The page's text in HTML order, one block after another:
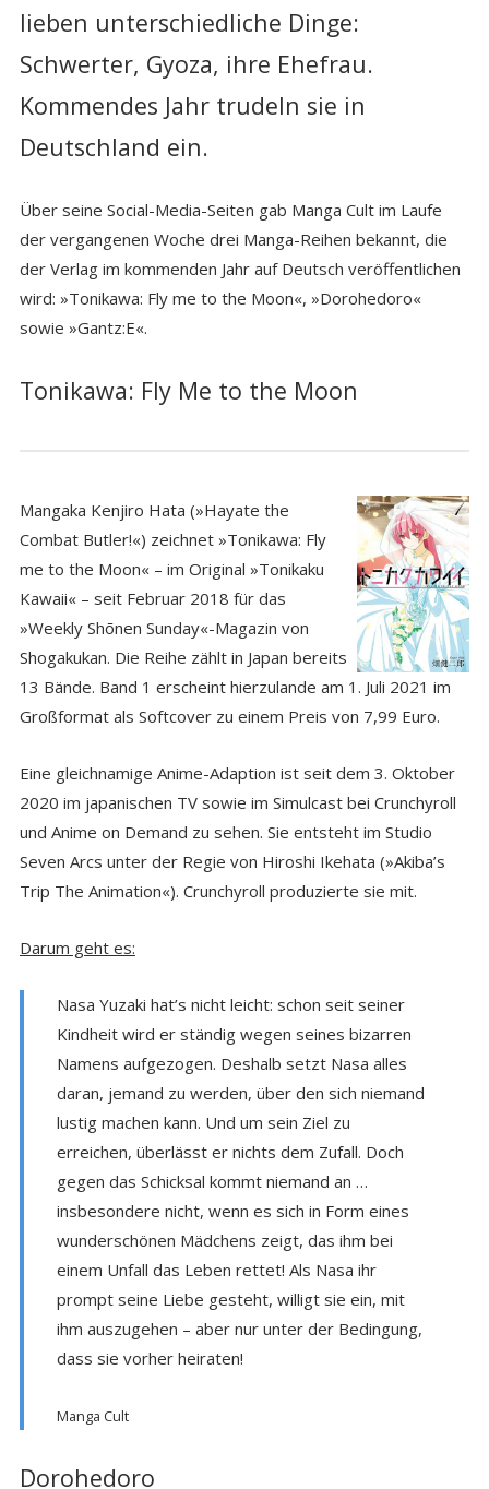
lieben unterschiedliche Dinge:
Schwerter, Gyoza, ihre Ehefrau.
Kommendes Jahr trudeln sie in
Deutschland ein.
Über seine Social-Media-Seiten gab Manga Cult im Laufe
der vergangenen Woche drei Manga-Reihen bekannt, die
der Verlag im kommenden Jahr auf Deutsch veröffentlichen
wird: »Tonikawa: Fly me to the Moon«, »Dorohedoro«
sowie »Gantz:E«.
Tonikawa: Fly Me to the Moon
Mangaka Kenjiro Hata (»Hayate the
Combat Butler!«) zeichnet »Tonikawa: Fly
me to the Moon« – im Original »Tonikaku
Kawaii« – seit Februar 2018 für das
»Weekly Shōnen Sunday«-Magazin von
Shogakukan. Die Reihe zählt in Japan bereits
13 Bände. Band 1 erscheint hierzulande am 1. Juli 2021 im
Großformat als Softcover zu einem Preis von 7,99 Euro.
Eine gleichnamige Anime-Adaption ist seit dem 3. Oktober
2020 im japanischen TV sowie im Simulcast bei Crunchyroll
und Anime on Demand zu sehen. Sie entsteht im Studio
Seven Arcs unter der Regie von Hiroshi Ikehata (»Akiba’s
Trip The Animation«). Crunchyroll produzierte sie mit.
Darum geht es:
Nasa Yuzaki hat’s nicht leicht: schon seit seiner
Kindheit wird er ständig wegen seines bizarren
Namens aufgezogen. Deshalb setzt Nasa alles
daran, jemand zu werden, über den sich niemand
lustig machen kann. Und um sein Ziel zu
erreichen, überlässt er nichts dem Zufall. Doch
gegen das Schicksal kommt niemand an …
insbesondere nicht, wenn es sich in Form eines
wunderschönen Mädchens zeigt, das ihm bei
einem Unfall das Leben rettet! Als Nasa ihr
prompt seine Liebe gesteht, willigt sie ein, mit
ihm auszugehen – aber nur unter der Bedingung,
dass sie vorher heiraten!
Manga Cult
Dorohedoro